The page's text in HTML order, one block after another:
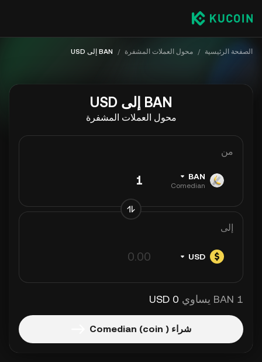
الصفحة الرئيسية / محول العملات المشفرة / BAN إلى USD
BAN إلى USD
محول العملات المشفرة
من
BAN
Comedian
إلى
USD
1 BAN يساوي 0 USD
شراء Comedian (coin )